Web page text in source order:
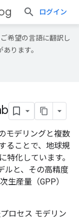
ログイン
希望の言語に翻訳し
ります。
モデリングと複数
ることで、地球規
特化しています。
ルと、その高精度
生産量（GPP）
ロセス モデリン